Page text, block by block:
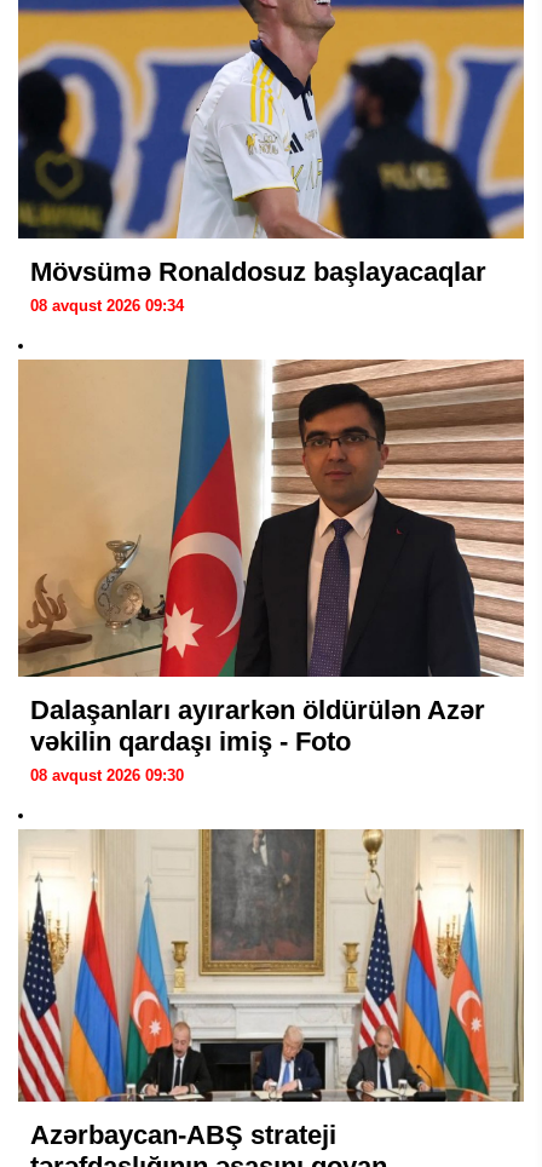
Mövsümə Ronaldosuz başlayacaqlar
08 avqust 2026 09:34
Dalaşanları ayırarkən öldürülən Azər
vəkilin qardaşı imiş - Foto
08 avqust 2026 09:30
Azərbaycan-ABŞ strateji